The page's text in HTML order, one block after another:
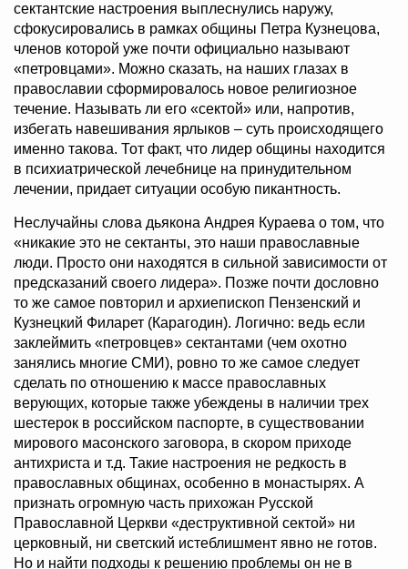
сектантские настроения выплеснулись наружу,
сфокусировались в рамках общины Петра Кузнецова,
членов которой уже почти официально называют
«петровцами». Можно сказать, на наших глазах в
православии сформировалось новое религиозное
течение. Называть ли его «сектой» или, напротив,
избегать навешивания ярлыков – суть происходящего
именно такова. Тот факт, что лидер общины находится
в психиатрической лечебнице на принудительном
лечении, придает ситуации особую пикантность.
Неслучайны слова дьякона Андрея Кураева о том, что
«никакие это не сектанты, это наши православные
люди. Просто они находятся в сильной зависимости от
предсказаний своего лидера». Позже почти дословно
то же самое повторил и архиепископ Пензенский и
Кузнецкий Филарет (Карагодин). Логично: ведь если
заклеймить «петровцев» сектантами (чем охотно
занялись многие СМИ), ровно то же самое следует
сделать по отношению к массе православных
верующих, которые также убеждены в наличии трех
шестерок в российском паспорте, в существовании
мирового масонского заговора, в скором приходе
антихриста и т.д. Такие настроения не редкость в
православных общинах, особенно в монастырях. А
признать огромную часть прихожан Русской
Православной Церкви «деструктивной сектой» ни
церковный, ни светский истеблишмент явно не готов.
Но и найти подходы к решению проблемы он не в